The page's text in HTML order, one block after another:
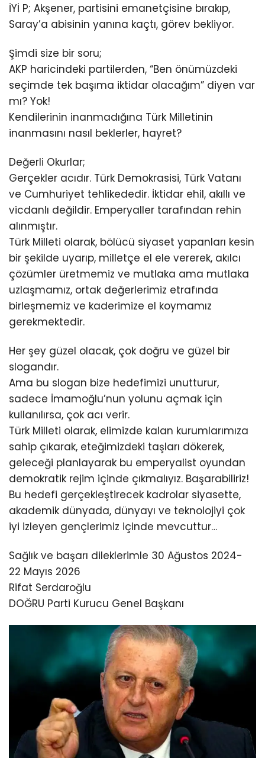
İYİ P; Akşener, partisini emanetçisine bırakıp,
Saray’a abisinin yanına kaçtı, görev bekliyor.
Şimdi size bir soru;
AKP haricindeki partilerden, “Ben önümüzdeki
seçimde tek başıma iktidar olacağım” diyen var
mı? Yok!
Kendilerinin inanmadığına Türk Milletinin
inanmasını nasıl beklerler, hayret?
Değerli Okurlar;
Gerçekler acıdır. Türk Demokrasisi, Türk Vatanı
ve Cumhuriyet tehlikededir. İktidar ehil, akıllı ve
vicdanlı değildir. Emperyaller tarafından rehin
alınmıştır.
Türk Milleti olarak, bölücü siyaset yapanları kesin
bir şekilde uyarıp, milletçe el ele vererek, akılcı
çözümler üretmemiz ve mutlaka ama mutlaka
uzlaşmamız, ortak değerlerimiz etrafında
birleşmemiz ve kaderimize el koymamız
gerekmektedir.
Her şey güzel olacak, çok doğru ve güzel bir
slogandır.
Ama bu slogan bize hedefimizi unutturur,
sadece İmamoğlu’nun yolunu açmak için
kullanılırsa, çok acı verir.
Türk Milleti olarak, elimizde kalan kurumlarımıza
sahip çıkarak, eteğimizdeki taşları dökerek,
geleceği planlayarak bu emperyalist oyundan
demokratik rejim içinde çıkmalıyız. Başarabiliriz!
Bu hedefi gerçekleştirecek kadrolar siyasette,
akademik dünyada, dünyayı ve teknolojiyi çok
iyi izleyen gençlerimiz içinde mevcuttur…
Sağlık ve başarı dileklerimle 30 Ağustos 2024-
22 Mayıs 2026
Rifat Serdaroğlu
DOĞRU Parti Kurucu Genel Başkanı